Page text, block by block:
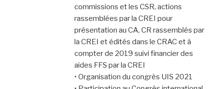
commissions et les CSR, actions
rassemblées par la CREI pour
présentation au CA, CR rassemblés par
la CREI et édités dans le CRAC et à
compter de 2019 suivi financier des
aides FFS par la CREI
• Organisation du congrès UIS 2021